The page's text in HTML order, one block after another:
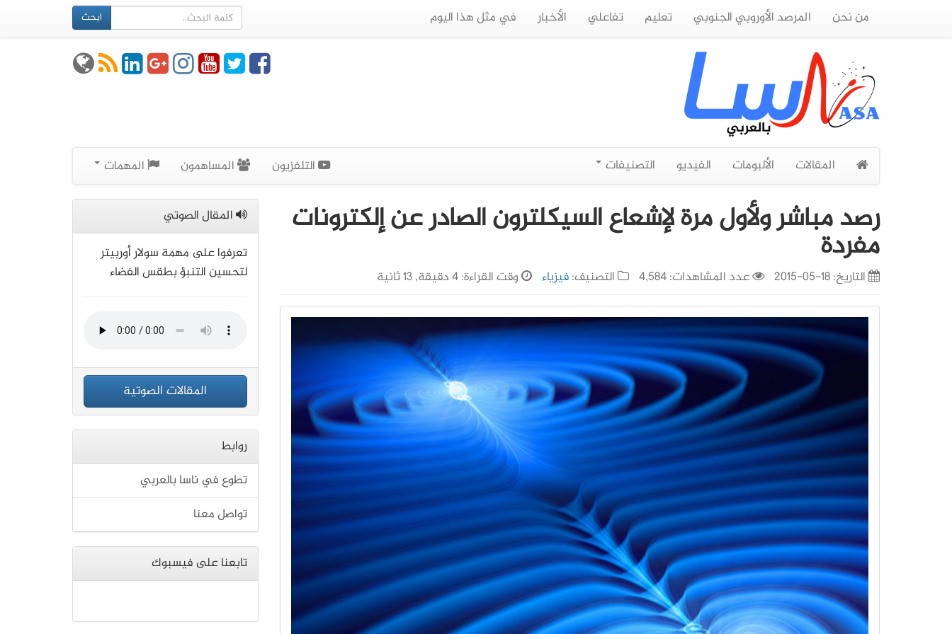
من نحن المرصد الأوروبي الجنوبي تعليم تفاعلي الأخبار في مثل هذا اليوم ابحث
المقالات الألبومات الفيديو التصنيفات التلفزيون المساهمون المهمات
رصد مباشر ولأول مرة لإشعاع السيكلترون الصادر عن إلكترونات
مفردة
التاريخ:18-05-2015 عدد المشاهدات: 4,584 التصنيف:فيزياء وقت القراءة: 4 دقيقة, 13 ثانية
المقال الصوتي
تعرفوا على مهمة سولار أوربيتر
لتحسين التنبؤ بطقس الفضاء
المقالات الصوتية
روابط
تطوع في ناسا بالعربي
تواصل معنا
تابعنا على فيسبوك